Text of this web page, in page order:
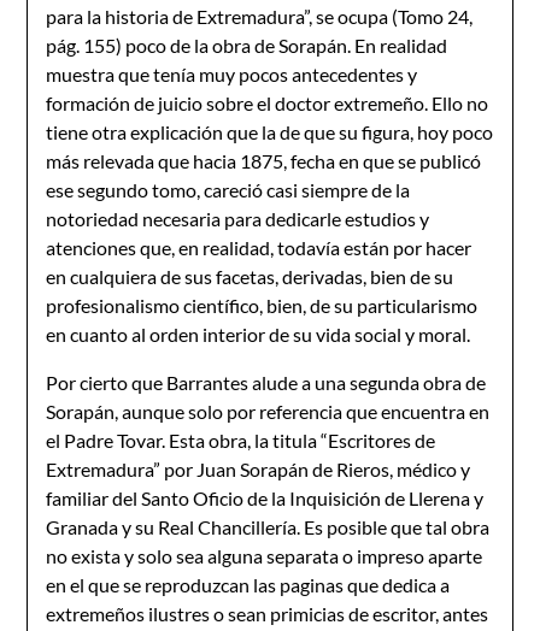
para la historia de Extremadura”, se ocupa (Tomo 24,
pág. 155) poco de la obra de Sorapán. En realidad
muestra que tenía muy pocos antecedentes y
formación de juicio sobre el doctor extremeño. Ello no
tiene otra explicación que la de que su figura, hoy poco
más relevada que hacia 1875, fecha en que se publicó
ese segundo tomo, careció casi siempre de la
notoriedad necesaria para dedicarle estudios y
atenciones que, en realidad, todavía están por hacer
en cualquiera de sus facetas, derivadas, bien de su
profesionalismo científico, bien, de su particularismo
en cuanto al orden interior de su vida social y moral.
Por cierto que Barrantes alude a una segunda obra de
Sorapán, aunque solo por referencia que encuentra en
el Padre Tovar. Esta obra, la titula “Escritores de
Extremadura” por Juan Sorapán de Rieros, médico y
familiar del Santo Oficio de la Inquisición de Llerena y
Granada y su Real Chancillería. Es posible que tal obra
no exista y solo sea alguna separata o impreso aparte
en el que se reproduzcan las paginas que dedica a
extremeños ilustres o sean primicias de escritor, antes